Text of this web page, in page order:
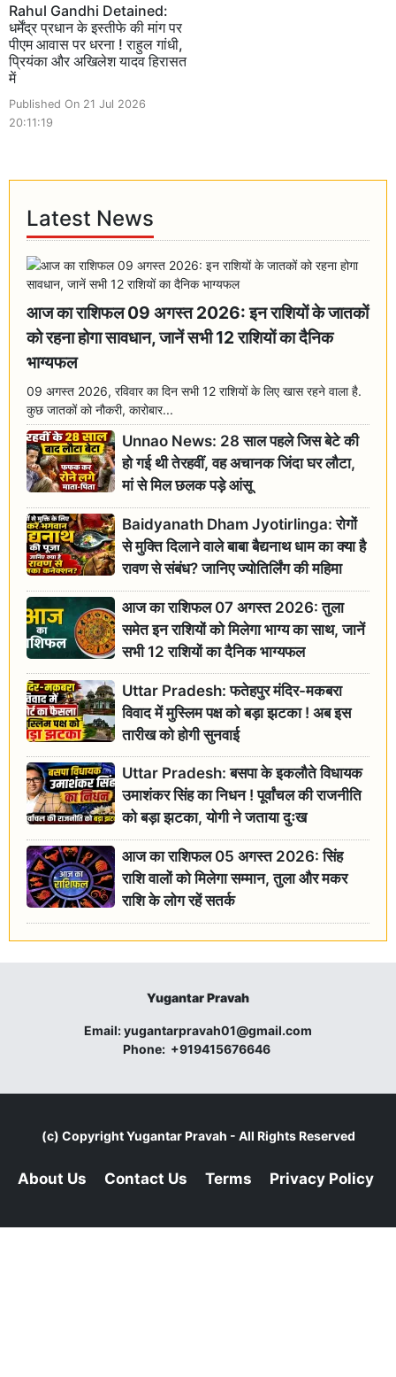
Rahul Gandhi Detained:
धर्मेंद्र प्रधान के इस्तीफे की मांग पर
पीएम आवास पर धरना ! राहुल गांधी,
प्रियंका और अखिलेश यादव हिरासत
में
Published On 21 Jul 2026
20:11:19
Latest News
आज का राशिफल 09 अगस्त 2026: इन राशियों के जातकों
को रहना होगा सावधान, जानें सभी 12 राशियों का दैनिक
भाग्यफल
09 अगस्त 2026, रविवार का दिन सभी 12 राशियों के लिए खास रहने वाला है.
कुछ जातकों को नौकरी, कारोबार...
Unnao News: 28 साल पहले जिस बेटे की
हो गई थी तेरहवीं, वह अचानक जिंदा घर लौटा,
मां से मिल छलक पड़े आंसू
Baidyanath Dham Jyotirlinga: रोगों
से मुक्ति दिलाने वाले बाबा बैद्यनाथ धाम का क्या है
रावण से संबंध? जानिए ज्योतिर्लिंग की महिमा
आज का राशिफल 07 अगस्त 2026: तुला
समेत इन राशियों को मिलेगा भाग्य का साथ, जानें
सभी 12 राशियों का दैनिक भाग्यफल
Uttar Pradesh: फतेहपुर मंदिर-मकबरा
विवाद में मुस्लिम पक्ष को बड़ा झटका ! अब इस
तारीख को होगी सुनवाई
Uttar Pradesh: बसपा के इकलौते विधायक
उमाशंकर सिंह का निधन ! पूर्वांचल की राजनीति
को बड़ा झटका, योगी ने जताया दुःख
आज का राशिफल 05 अगस्त 2026: सिंह
राशि वालों को मिलेगा सम्मान, तुला और मकर
राशि के लोग रहें सतर्क
Yugantar Pravah
Email:yugantarpravah01@gmail.com
Phone: +919415676646
(c) CopyrightYugantar Pravah - All Rights Reserved
About Us Contact Us Terms Privacy Policy